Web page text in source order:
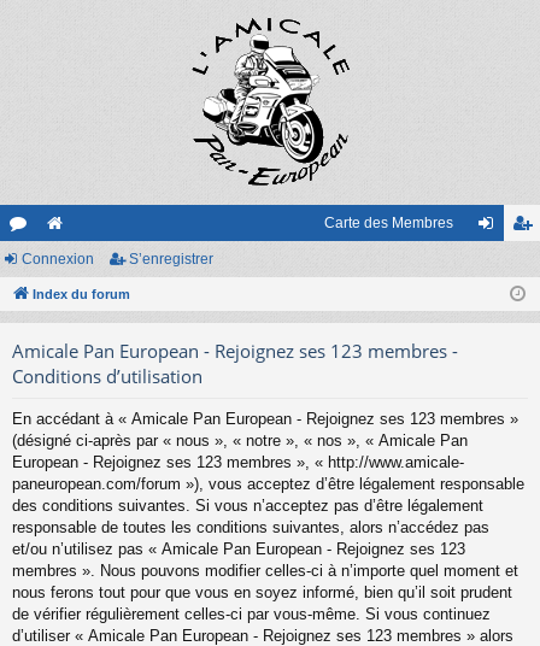
or
u
s
e
sit
Carte des Membres
nr
Connexion S’enregistrer
Index du forum
Amicale Pan European - Rejoignez ses 123 membres -
Conditions d’utilisation
En accédant à « Amicale Pan European - Rejoignez ses 123 membres »
(désigné ci-après par « nous », « notre », « nos », « Amicale Pan
European - Rejoignez ses 123 membres », « http://www.amicale-
paneuropean.com/forum »), vous acceptez d’être légalement responsable
des conditions suivantes. Si vous n’acceptez pas d’être légalement
responsable de toutes les conditions suivantes, alors n’accédez pas
et/ou n’utilisez pas « Amicale Pan European - Rejoignez ses 123
membres ». Nous pouvons modifier celles-ci à n’importe quel moment et
nous ferons tout pour que vous en soyez informé, bien qu’il soit prudent
de vérifier régulièrement celles-ci par vous-même. Si vous continuez
d’utiliser « Amicale Pan European - Rejoignez ses 123 membres » alors